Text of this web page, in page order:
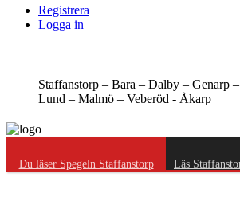
Registrera
Logga in
Staffanstorp – Bara – Dalby – Genarp –
Lund – Malmö – Veberöd - Åkarp
Du läser Spegeln Staffanstorp Läs